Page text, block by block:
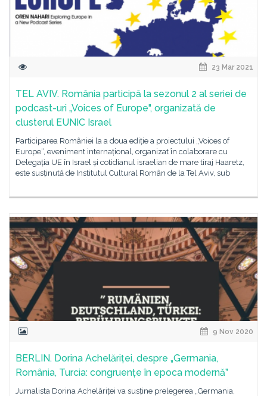
23 Mar 2021
TEL AVIV. România participă la sezonul 2 al seriei de
podcast-uri „Voices of Europe", organizată de
clusterul EUNIC Israel
Participarea României la a doua ediție a proiectului „Voices of
Europe“, eveniment internațional, organizat în colaborare cu
Delegația UE în Israel și cotidianul israelian de mare tiraj Haaretz,
este susținută de Institutul Cultural Român de la Tel Aviv, sub
9 Nov 2020
BERLIN. Dorina Achelăriței, despre „Germania,
România, Turcia: congruențe în epoca modernă”
Jurnalista Dorina Achelăriței va susține prelegerea „Germania,